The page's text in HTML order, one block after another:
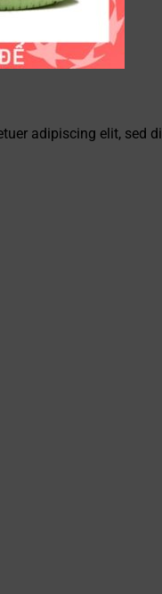
adipiscing elit,